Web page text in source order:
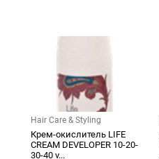
Hair Care & Styling
Крем-окислитель LIFE
CREAM DEVELOPER 10-20-
30-40 v...